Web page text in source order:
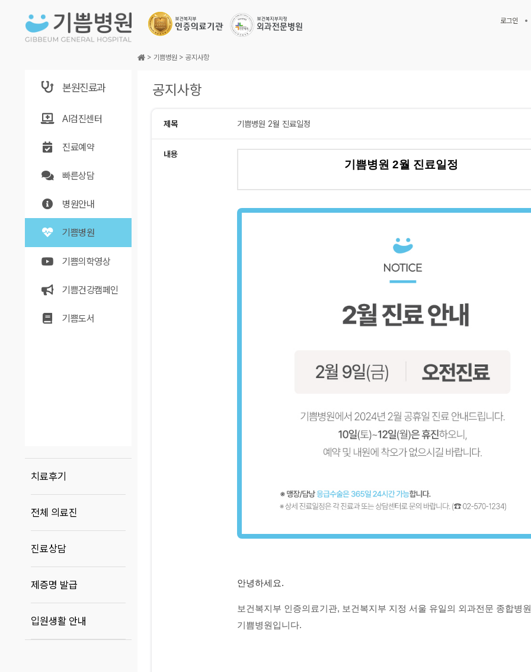
로그인
본원진료과
AI검진센터
진료예약
빠른상담
병원안내
기쁨병원
기쁨의학영상
기쁨건강캠페인
기쁨도서
치료후기
전체 의료진
진료상담
제증명 발급
입원생활 안내
> 기쁨병원 > 공지사항
공지사항
제목 기쁨병원 2월 진료일정
내용
기쁨병원 2월 진료일정
안녕하세요.
보건복지부 인증의료기관, 보건복지부 지정 서울 유일의 외과전문 종합병원
기쁨병원입니다.